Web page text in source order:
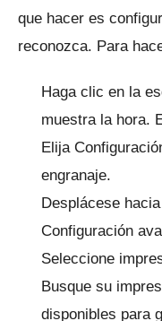
que hacer es
reconozca. Para
Haga clic en la
muestra la hora.
Elija
engranaje.
Desplácese
Configuración
Seleccione
Busque su
disponibles para